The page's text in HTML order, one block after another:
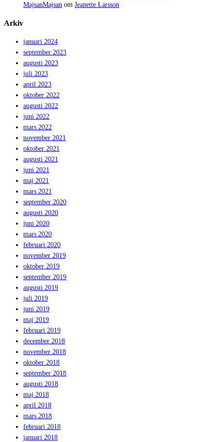
MajsanMajsan om Jeanette Larsson
Arkiv
januari 2024
september 2023
augusti 2023
juli 2023
april 2023
oktober 2022
augusti 2022
juni 2022
mars 2022
november 2021
oktober 2021
augusti 2021
juni 2021
maj 2021
mars 2021
september 2020
augusti 2020
juni 2020
mars 2020
februari 2020
november 2019
oktober 2019
september 2019
augusti 2019
juli 2019
juni 2019
maj 2019
februari 2019
december 2018
november 2018
oktober 2018
september 2018
augusti 2018
maj 2018
april 2018
mars 2018
februari 2018
januari 2018